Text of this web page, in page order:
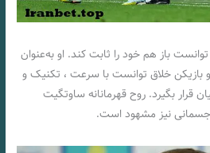
باز هم خود را ثابت کند. او به‌عنوان
خلاق توانست با سرعت ، تکنیک و
قرار بگیرد. روح قهرمانانه ساوتگیت
نیز مشهود است.